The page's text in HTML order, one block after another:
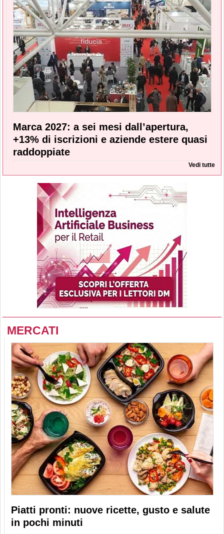
Marca 2027: a sei mesi dall’apertura,
+13% di iscrizioni e aziende estere quasi
raddoppiate
Vedi tutte
MERCATI
Piatti pronti: nuove ricette, gusto e salute
in pochi minuti